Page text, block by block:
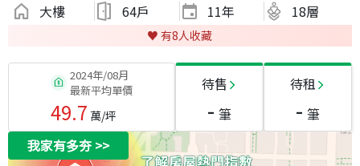
大樓 64戶 11年 18層
♥️ 有8人收藏
2024年/08月
最新平均單價
49.7 萬/坪
待售
- 筆
待租
- 筆
我家有多夯>>